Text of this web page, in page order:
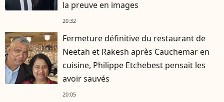
la preuve en images
20:32
Fermeture définitive du restaurant de
Neetah et Rakesh après Cauchemar en
cuisine, Philippe Etchebest pensait les
avoir sauvés
20:05